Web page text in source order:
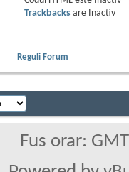
Trackbacksare
Inactiv
Reguli Forum
Fus orar: